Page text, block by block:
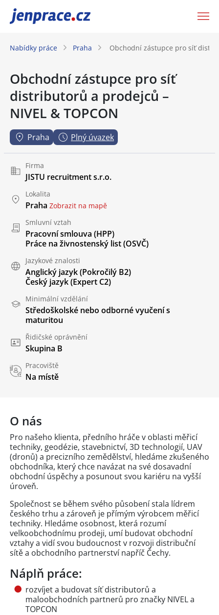
JenPráce.cz
Nabídky práce Praha Obchodní zástupce pro síť
Obchodní zástupce pro síť
distributorů a prodejců –
NIVEL & TOPCON
Praha Plný úvazek
Firma
JISTU recruitment s.r.o.
Lokalita
Praha Zobrazit na mapě
Smluvní vztah
Pracovní smlouva (HPP)
Práce na živnostenský list (OSVČ)
Jazykové znalosti
Anglický jazyk(Pokročilý B2)
Český jazyk(Expert C2)
Minimální vzdělání
Středoškolské nebo odborné vyučení s
maturitou
Řidičské oprávnění
Skupina B
Pracoviště
Na místě
O nás
Pro našeho klienta, předního hráče v oblasti měřicí
techniky, geodézie, stavebnictví, 3D technologií, UAV
(dronů) a precizního zemědělství, hledáme zkušeného
obchodníka, který chce navázat na své dosavadní
obchodní úspěchy a posunout svou kariéru na vyšší
úroveň.
Společnost se během svého působení stala lídrem
českého trhu a zároveň je přímým výrobcem měřicí
techniky. Hledáme osobnost, která rozumí
velkoobchodnímu prodeji, umí budovat obchodní
vztahy a vidí svou budoucnost v rozvoji distribuční
sítě a obchodního partnerství napříč Čechy.
Náplň práce:
rozvíjet a budovat síť distributorů a
maloobchodních partnerů pro značky NIVEL a
TOPCON